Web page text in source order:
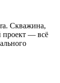
Скважина,
проект — всё